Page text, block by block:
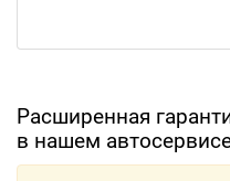
Расширенная
в нашем